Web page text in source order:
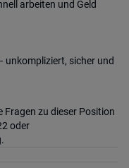
arbeiten und Geld
unkompliziert, sicher und
Fragen zu dieser Position
oder